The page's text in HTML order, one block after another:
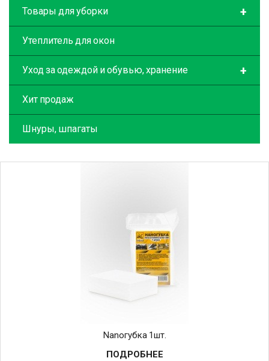
Nanoгубка 1шт.
ПОДРОБНЕЕ
+
Товары для уборки
Утеплитель для окон
+
Уход за одеждой и обувью, хранение
Хит продаж
Шнуры, шпагаты